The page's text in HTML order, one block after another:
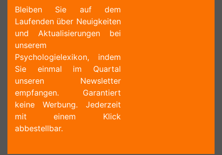
Bleiben Sie auf dem
Laufenden über Neuigkeiten
und Aktualisierungen bei
unserem
Psychologielexikon, indem
Sie einmal im Quartal
unseren Newsletter
empfangen. Garantiert
keine Werbung. Jederzeit
mit einem Klick
abbestellbar.